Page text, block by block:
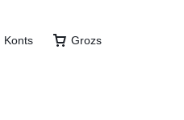
Konts Grozs